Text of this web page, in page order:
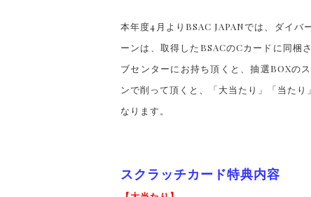
本年度4月よりBSAC JAPANでは、ダイ
ーンは、取得したBSACのCカードに同梱
ブセンターにお持ち頂くと、抽選BOXの
ンで削って頂くと、「大当たり」「当た
なります。
スクラッチカード特典内容